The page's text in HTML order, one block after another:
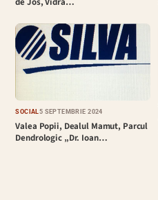
SOCIAL5 SEPTEMBRIE 2024
Valea Popii, Dealul Mamut, Parcul
Dendrologic „Dr. Ioan…